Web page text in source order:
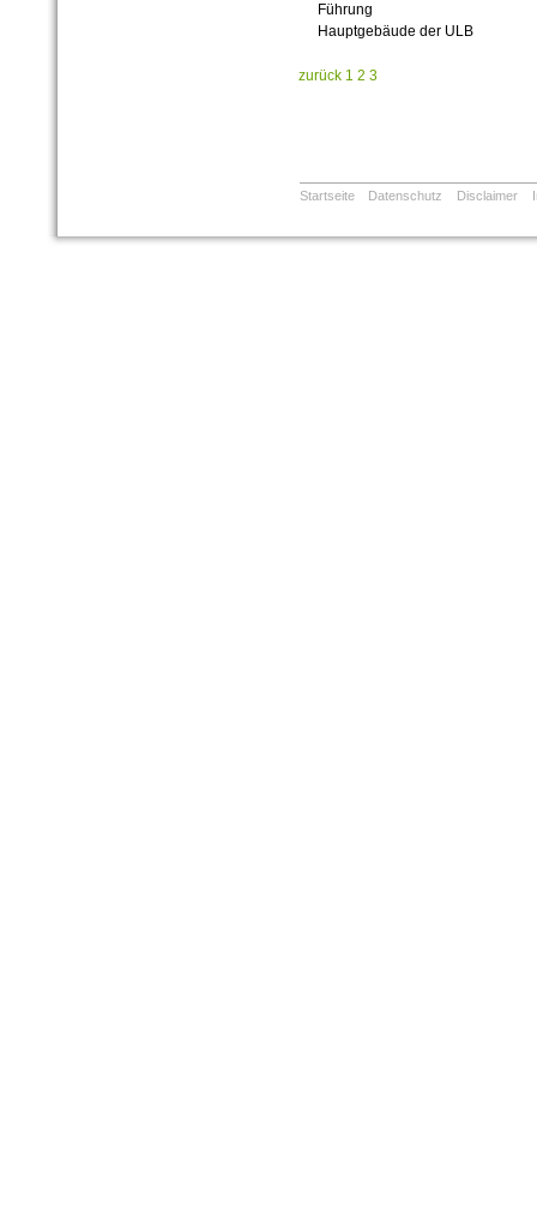
Führung
Hauptgebäude der ULB
zurück 1 2 3
Startseite Datenschutz Disclaimer